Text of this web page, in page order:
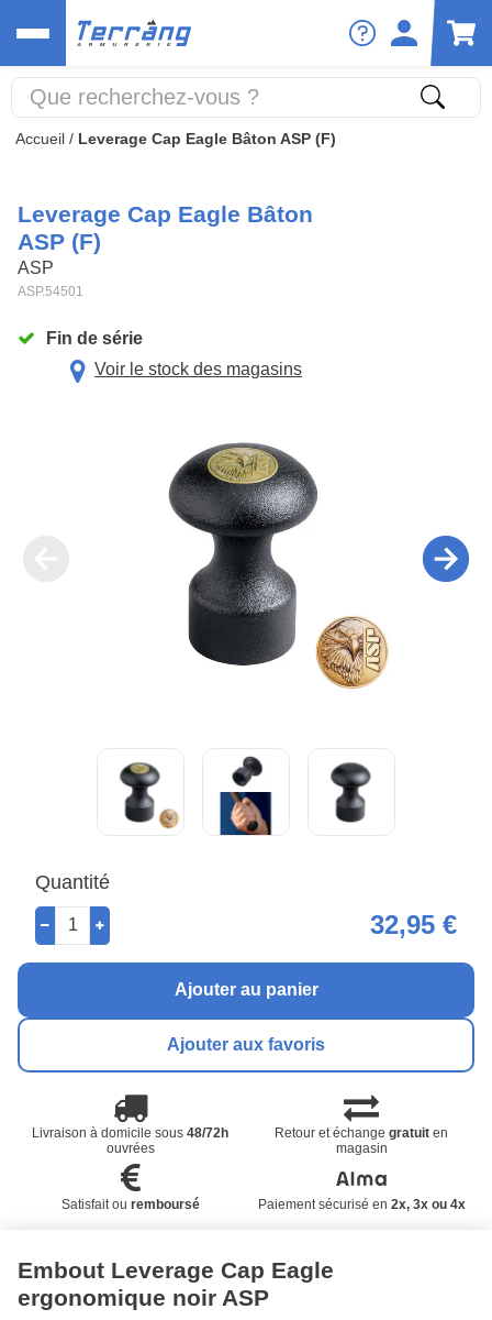
Accueil / Leverage Cap Eagle Bâton ASP (F)
Leverage Cap Eagle Bâton
ASP (F)
ASP
ASP.54501
Fin de série
Voir le stock des magasins
Quantité
32,95 €
Ajouter au panier
Ajouter aux favoris
Livraison à domicile sous48/72h
ouvrées
Retour et échangegratuit en
magasin
Satisfait ou remboursé Paiement sécurisé en 2x, 3x ou 4x
Embout Leverage Cap Eagle
ergonomique noir ASP